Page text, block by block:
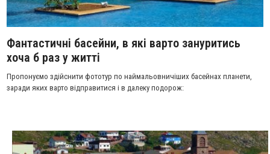
Фантастичні басейни, в які варто зануритись
хоча б раз у житті
Пропонуємо здійснити фототур по наймальовничіших басейнах планети,
заради яких варто відправитися і в далеку подорож: